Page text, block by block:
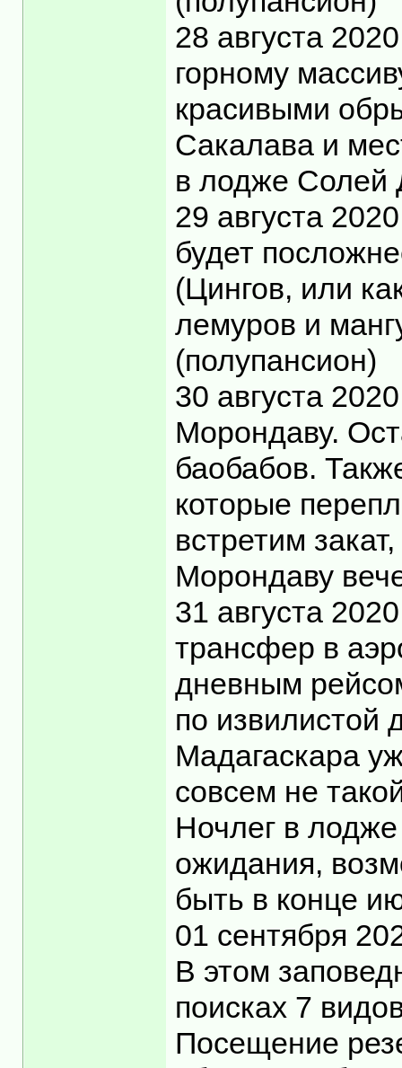
28 августа
горному
красивыми
Сакалава и
в лодже Солей
29 августа
будет
(Цингов, или
лемуров и
(полупансион)
30 августа
Морондаву.
баобабов.
которые
встретим
Морондаву
31 августа
трансфер в
дневным
по извилистой
Мадагаскара
совсем не
Ночлег в
ожидания,
быть в конце
01 сентября
В этом
поисках 7
Посещение